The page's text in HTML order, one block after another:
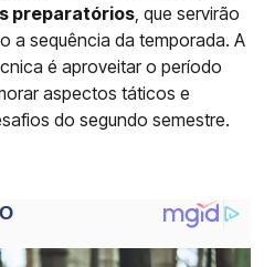
preparatórios , que servirão
a sequência da temporada. A
é aproveitar o período
aspectos táticos e
do segundo semestre.